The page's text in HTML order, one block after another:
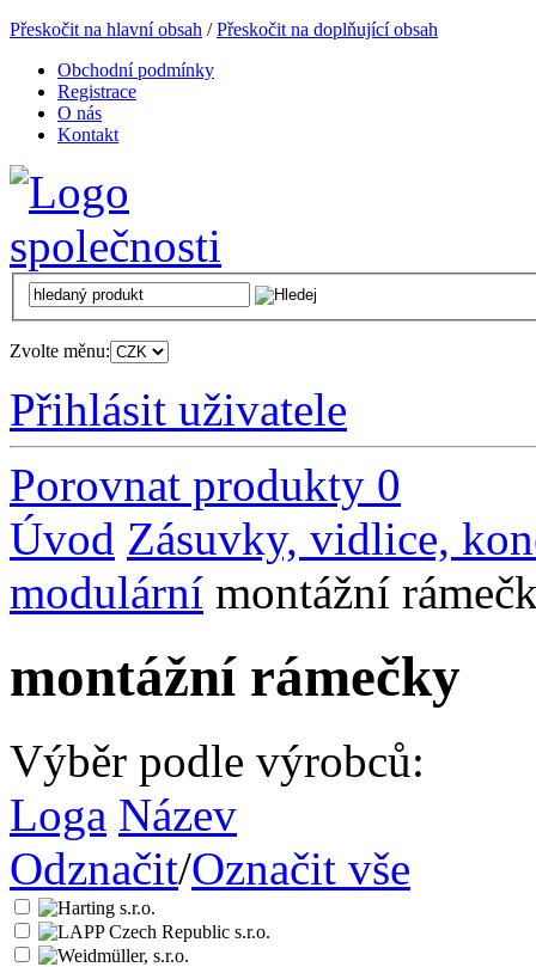
Přeskočit na hlavní obsah /Přeskočit na doplňující obsah
Obchodní podmínky
Registrace
O nás
Kontakt
Zvolte měnu:
Přihlásit uživatele
Porovnat produkty 0
Úvod Zásuvky, vidlice,
modulární montážní
montážní rámečky
Výběr podle výrobců:
Loga Název
Odznačit/Označit vše